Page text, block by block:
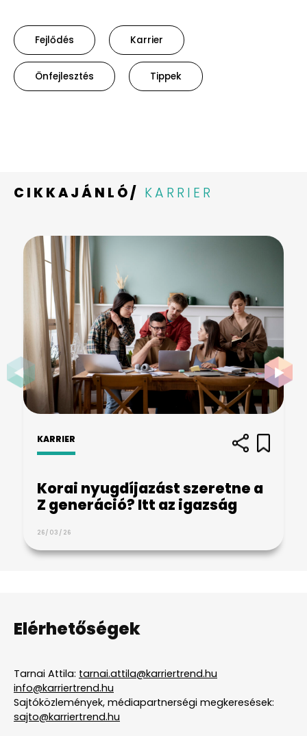
Fejlődés Karrier
Önfejlesztés Tippek
CIKKAJÁNLÓ/ KARRIER
KARRIER
Korai nyugdíjazást szeretne a
Z generáció? Itt az igazság
26/03/26
Elérhetőségek
Tarnai Attila: tarnai.attila@karriertrend.hu
info@karriertrend.hu
Sajtóközlemények, médiapartnerségi megkeresések:
sajto@karriertrend.hu